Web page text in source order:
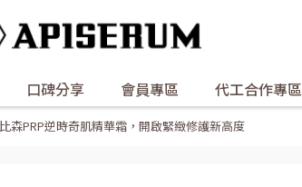
口碑分享 會員專區 代工合作專區
森PRP逆時奇肌精華霜，開啟緊緻修護新高度